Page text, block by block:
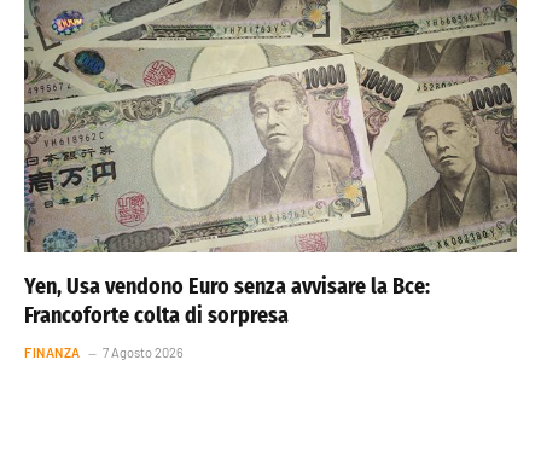
Yen, Usa vendono Euro senza avvisare la Bce:
Francoforte colta di sorpresa
FINANZA 7 Agosto 2026